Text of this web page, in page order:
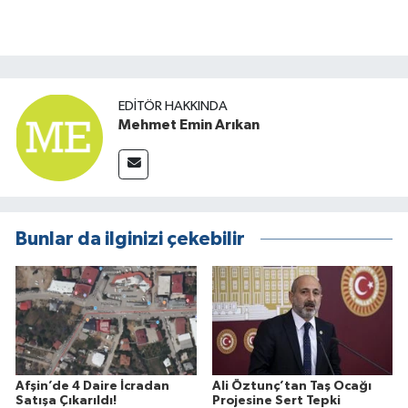
EDITÖR HAKKINDA
Mehmet Emin Arıkan
Bunlar da ilginizi çekebilir
Afşin’de 4 Daire İcradan
Satışa Çıkarıldı!
Ali Öztunç’tan Taş Ocağı
Projesine Sert Tepki